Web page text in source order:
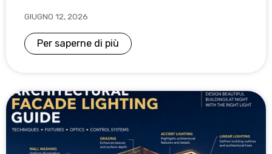
GIUGNO 12, 2026
Per saperne di più